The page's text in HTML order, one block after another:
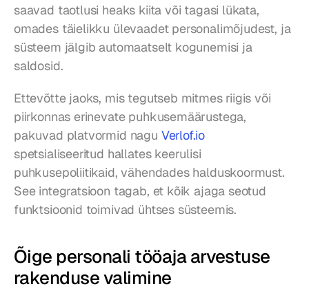
saavad taotlusi heaks kiita või tagasi lükata,
omades täielikku ülevaadet personalimõjudest, ja
süsteem jälgib automaatselt kogunemisi ja
saldosid.
Ettevõtte jaoks, mis tegutseb mitmes riigis või
piirkonnas erinevate puhkusemäärustega,
pakuvad platvormid nagu Verlof.io
spetsialiseeritud hallates keerulisi
puhkusepoliitikaid, vähendades halduskoormust.
See integratsioon tagab, et kõik ajaga seotud
funktsioonid toimivad ühtses süsteemis.
Õige personali tööaja arvestuse
rakenduse valimine